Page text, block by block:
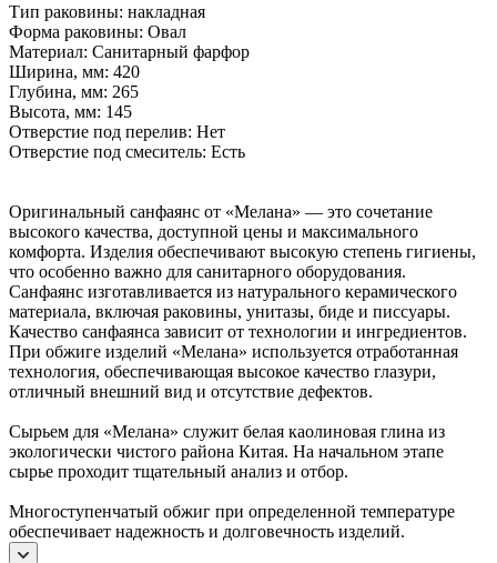
Тип раковины: накладная
Форма раковины: Овал
Материал: Санитарный фарфор
Ширина, мм: 420
Глубина, мм: 265
Высота, мм: 145
Отверстие под перелив: Нет
Отверстие под смеситель: Есть
Оригинальный санфаянс от «Мелана» — это сочетание
высокого качества, доступной цены и максимального
комфорта. Изделия обеспечивают высокую степень гигиены,
что особенно важно для санитарного оборудования.
Санфаянс изготавливается из натурального керамического
материала, включая раковины, унитазы, биде и писсуары.
Качество санфаянса зависит от технологии и ингредиентов.
При обжиге изделий «Мелана» используется отработанная
технология, обеспечивающая высокое качество глазури,
отличный внешний вид и отсутствие дефектов.
Сырьем для «Мелана» служит белая каолиновая глина из
экологически чистого района Китая. На начальном этапе
сырье проходит тщательный анализ и отбор.
Многоступенчатый обжиг при определенной температуре
обеспечивает надежность и долговечность изделий.